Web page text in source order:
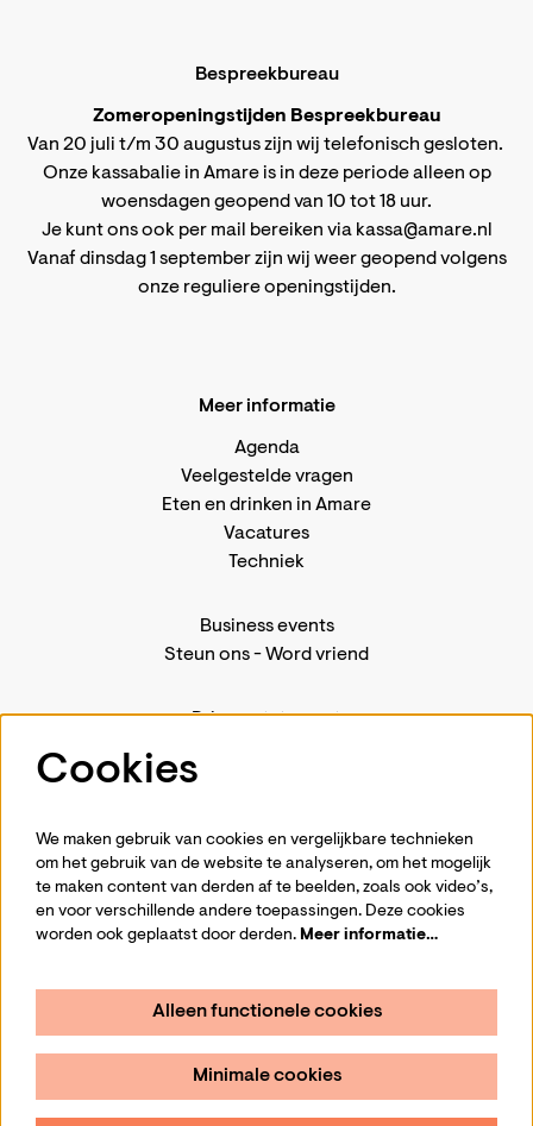
Bespreekbureau
Zomeropeningstijden Bespreekbureau
Van 20 juli t/m 30 augustus zijn wij telefonisch gesloten.
Onze kassabalie in Amare is in deze periode alleen op
woensdagen geopend van 10 tot 18 uur.
Je kunt ons ook per mail bereiken via kassa@amare.nl
Vanaf dinsdag 1 september zijn wij weer geopend volgens
onze reguliere openingstijden.
Meer informatie
Agenda
Veelgestelde vragen
Eten en drinken in Amare
Vacatures
Techniek
Business events
Steun ons-Word vriend
Privacystatement
Volg ons
Aanmelden
Cookies
We maken gebruik van cookies en vergelijkbare technieken
om het gebruik van de website te analyseren, om het mogelijk
te maken content van derden af te beelden, zoals ook video’s,
en voor verschillende andere toepassingen. Deze cookies
worden ook geplaatst door derden. Meer informatie…
Alleen functionele cookies
Minimale cookies